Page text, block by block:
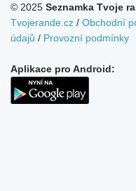
© 2025 Seznamka Tvoje
Tvojerande.cz / Obchodní
údajů / Provozní podmínky
Aplikace pro Android: